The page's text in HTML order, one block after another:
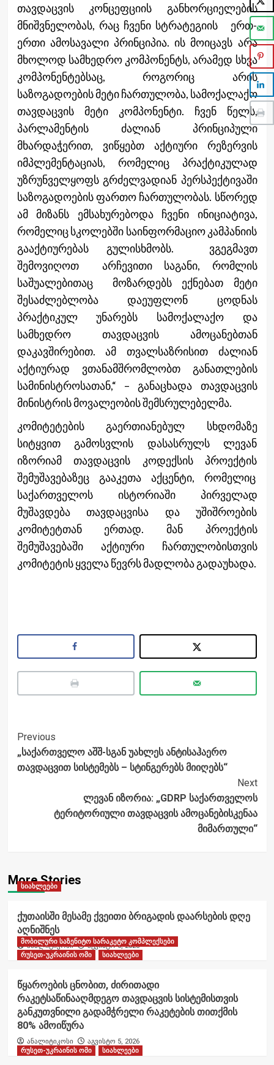
თავდაცვის კონცეფციის განხორციელების
მნიშვნელობას, რაც ჩვენი სტრატეგიის ერთ-
ერთი ამოსავალი პრინციპია. ის მოიცავს არა
მხოლოდ სამხედრო კომპონენტს, არამედ სხვა
კომპონენტებსაც, როგორიც არის
საზოგადოების მეტი ჩართულობა, სამოქალაქო
თავდაცვის მეტი კომპონენტი. ჩვენ წელს,
პარლამენტის ძალიან პრინციპული
მხარდაჭერით, ვიწყებთ აქტიური რეზერვის
იმპლემენტაციას, რომელიც პრაქტიკულად
უზრუნველყოფს გრძელვადიან პერსპექტივაში
საზოგადოების ფართო ჩართულობას. სწორედ
ამ მიზანს ემსახურებოდა ჩვენი ინიციატივა,
რომელიც სკოლებში საინფორმაციო კამპანიის
გააქტიურებას გულისხმობს. ვგეგმავთ
შემოვიღოთ არჩევითი საგანი, რომლის
საშუალებითაც მოზარდებს ექნებათ მეტი
შესაძლებლობა დაეუფლონ ცოდნას
პრაქტიკულ უნარებს სამოქალაქო და
სამხედრო თავდაცვის ამოცანებთან
დაკავშირებით. ამ თვალსაზრისით ძალიან
აქტიურად ვთანამშრომლობთ განათლების
სამინისტროსათან,“ – განაცხადა თავდაცვის
მინისტრის მოვალეობის შემსრულებელმა.
კომიტეტების გაერთიანებულ სხდომაზე
სიტყვით გამოსვლის დასასრულს ლევან
იზორიამ თავდაცვის კოდექსის პროექტის
შემუშავებაზეც გააკეთა აქცენტი, რომელიც
საქართველოს ისტორიაში პირველად
მუშავდება თავდაცვისა და უშიშროების
კომიტეტთან ერთად. მან პროექტის
შემუშავებაში აქტიური ჩართულობისთვის
კომიტეტის ყველა წევრს მადლობა გადაუხადა.
Post
Navigation
Previous
„საქართველო აშშ-სგან უახლეს ანტისაჰაერო
თავდაცვით სისტემებს – სტინგერებს მიიღებს“
Next
ლევან იზორია: „GDRP საქართველოს
ტერიტორიული თავდაცვის ამოცანებისკენაა
მიმართული“
More Stories
სიახლეები
ქუთაისში მესამე ქვეითი ბრიგადის დაარსების დღე
აღნიშნეს
ანალიტიკოსი აგვისტო 6, 2026
მობილური საზენიტო სარაკეტო კომპლექსები
რუსეთ-უკრაინის ომი
სიახლეები
წყაროების ცნობით, ძირითადი
რაკეტსაწინააღმდეგო თავდაცვის სისტემისთვის
განკუთვნილი გადამჭრელი რაკეტების თითქმის
80% ამოიწურა
ანალიტიკოსი
აგვისტო 5, 2026
რუსეთ-უკრაინის ომი
სიახლეები